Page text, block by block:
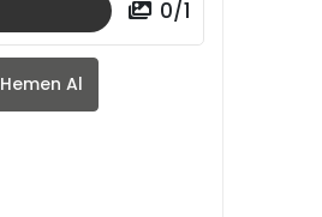
0/1
Hemen Al